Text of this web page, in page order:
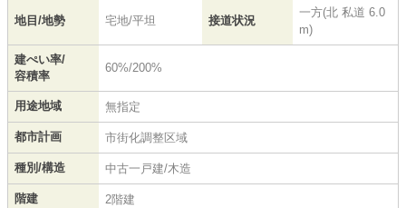
地目/地勢 宅地/平坦 接道状況
一方(北 私道 6.0
m)
建ぺい率/
容積率
60%/200%
用途地域 無指定
都市計画 市街化調整区域
種別/構造 中古一戸建/木造
階建 2階建